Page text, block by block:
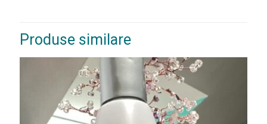
Produse similare